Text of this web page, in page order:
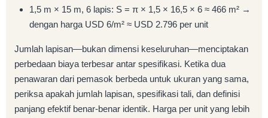
1,5 m × 15 m, 6 lapis: S = π × 1,5 × 16,5 × 6 ≈ 466 m² →
dengan harga USD 6/m² ≈ USD 2.796 per unit
Jumlah lapisan—bukan dimensi keseluruhan—menciptakan
perbedaan biaya terbesar antar spesifikasi. Ketika dua
penawaran dari pemasok berbeda untuk ukuran yang sama,
periksa apakah jumlah lapisan, spesifikasi tali, dan definisi
panjang efektif benar-benar identik. Harga per unit yang lebih